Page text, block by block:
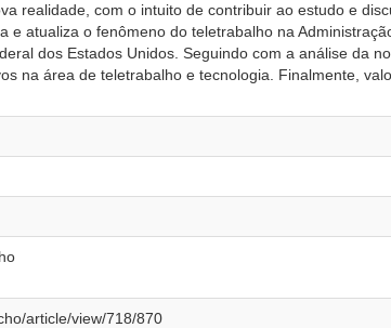
realidade, com o intuito de contribuir ao estudo e
e atualiza o fenômeno do teletrabalho na
dos Estados Unidos. Seguindo com a análise da
na área de teletrabalho e tecnologia. Finalmente,
article/view/718/870